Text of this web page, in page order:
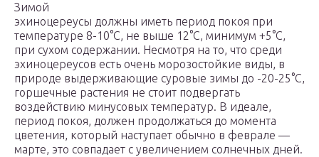
Зимой
эхиноцереусы должны иметь период покоя при
температуре 8-10°С, не выше 12°С, минимум +5°С,
при сухом содержании. Несмотря на то, что среди
эхиноцереусов есть очень морозостойкие виды, в
природе выдерживающие суровые зимы до -20-25°С,
горшечные растения не стоит подвергать
воздействию минусовых температур. В идеале,
период покоя, должен продолжаться до момента
цветения, который наступает обычно в феврале —
марте, это совпадает с увеличением солнечных дней.